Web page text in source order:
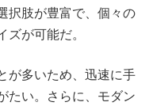
択肢が豊富で、個々の
が可能だ。
が多いため、迅速に手
たい。さらに、モダン